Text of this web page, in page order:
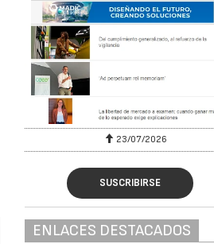
23/07/2026
SUSCRIBIRSE
ENLACES DESTACADOS